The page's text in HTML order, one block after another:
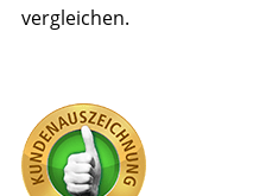
vergleichen.